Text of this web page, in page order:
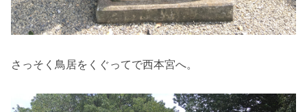
さっそく鳥居をくぐってで西本宮へ。